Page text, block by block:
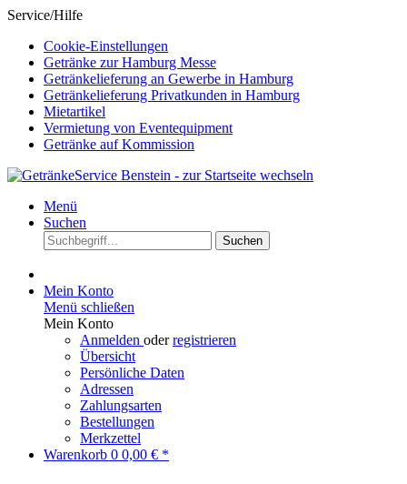
Service/Hilfe
Cookie-Einstellungen
Getränke zur Hamburg Messe
Getränkelieferung an Gewerbe in Hamburg
Getränkelieferung Privatkunden in Hamburg
Mietartikel
Vermietung von Eventequipment
Getränke auf Kommission
Menü
Suchen
Suchen
Mein Konto
Menü schließen
Mein Konto
Anmelden oderregistrieren
Übersicht
Persönliche Daten
Adressen
Zahlungsarten
Bestellungen
Merkzettel
Warenkorb 0 0,00 € *